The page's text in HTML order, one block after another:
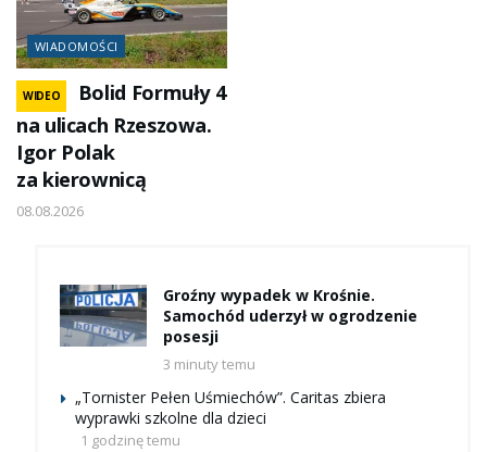
WIADOMOŚCI
WIDEO
Bolid Formuły 4
na ulicach Rzeszowa.
Igor Polak
za kierownicą
08.08.2026
Groźny wypadek w Krośnie.
Samochód uderzył w ogrodzenie
posesji
3 minuty temu
„Tornister Pełen Uśmiechów”. Caritas zbiera
wyprawki szkolne dla dzieci
1 godzinę temu